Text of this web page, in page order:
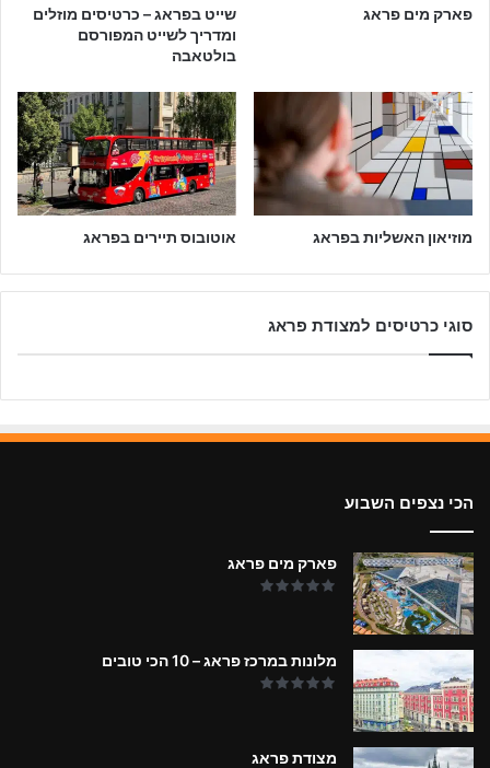
פארק מים פראג
שייט בפראג – כרטיסים מוזלים
ומדריך לשייט המפורסם
בולטאבה
מוזיאון האשליות בפראג אוטובוס תיירים בפראג
סוגי כרטיסים למצודת פראג
הכי נצפים השבוע
פארק מים פראג
מלונות במרכז פראג – 10 הכי טובים
מצודת פראג